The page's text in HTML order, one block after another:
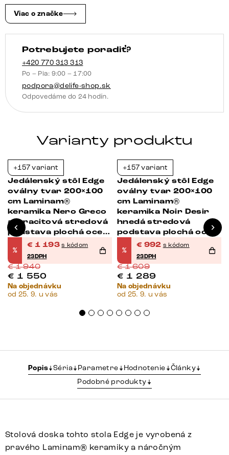
Greco
antracitová
pilier
nerezová
oceľ
kefovaná
Viac o značke
Potrebujete poradiť?
+420 770 313 313
Po – Pia: 9:00 – 17:00
podpora@delife-shop.sk
Odpovedáme do 24 hodín.
Varianty produktu
+157 variant
Jedálenský stôl Edge
oválny tvar 200×100
cm Laminam®
keramika Nero Greco
antracitová stredová
podstava plochá oceľ
čierna
%
€ 1 193 s kódom
23DPH
€1 940
€ 1 550
Na objednávku
od 25. 9. u vás
+157 variant
Jedálenský stôl Edge
oválny tvar 200×100
cm Laminam®
keramika Noir Desir
hnedá stredová
podstava plochá oceľ
čierna
%
€ 992 s kódom
23DPH
€1 609
€ 1 289
Na objednávku
od 25. 9. u vás
Popis Séria Parametre Hodnotenie
Články
Podobné produkty
Stolová doska tohto stola Edge je vyrobená z
pravého Laminam® keramiky a náročným